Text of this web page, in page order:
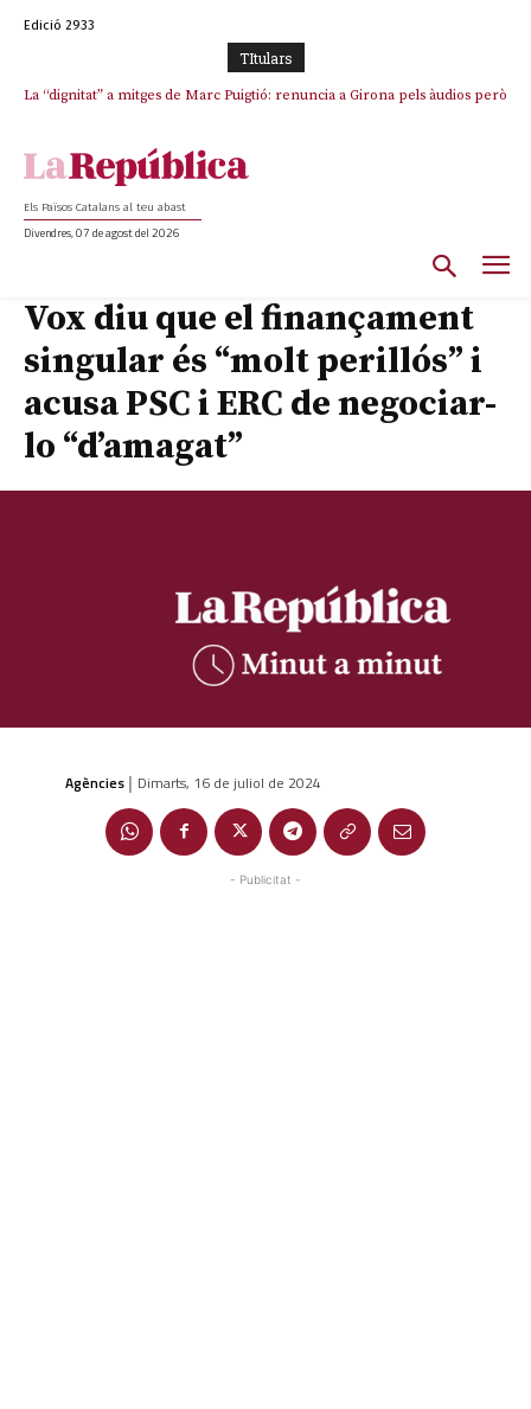
Edició 2933
TItulars
La “dignitat” a mitges de Marc Puigtió: renuncia a Girona pels àudios però
Junts exigeix que Catalunya quedi “fora” del repartiment dels menors
Els Països Catalans al teu abast
Divendres, 07 de agost del 2026
Vox diu que el finançament
singular és “molt perillós” i
acusa PSC i ERC de negociar-
lo “d’amagat”
Agències | Dimarts, 16 de juliol de 2024
- Publicitat -